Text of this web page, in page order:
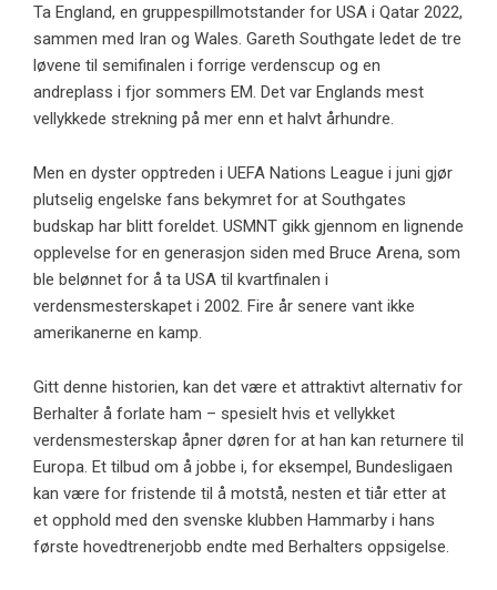
Ta England, en gruppespillmotstander for USA i Qatar 2022,
sammen med Iran og Wales. Gareth Southgate ledet de tre
løvene til semifinalen i forrige verdenscup og en
andreplass i fjor sommers EM. Det var Englands mest
vellykkede strekning på mer enn et halvt århundre.
Men en dyster opptreden i UEFA Nations League i juni gjør
plutselig engelske fans bekymret for at Southgates
budskap har blitt foreldet. USMNT gikk gjennom en lignende
opplevelse for en generasjon siden med Bruce Arena, som
ble belønnet for å ta USA til kvartfinalen i
verdensmesterskapet i 2002. Fire år senere vant ikke
amerikanerne en kamp.
Gitt denne historien, kan det være et attraktivt alternativ for
Berhalter å forlate ham – spesielt hvis et vellykket
verdensmesterskap åpner døren for at han kan returnere til
Europa. Et tilbud om å jobbe i, for eksempel, Bundesligaen
kan være for fristende til å motstå, nesten et tiår etter at
et opphold med den svenske klubben Hammarby i hans
første hovedtrenerjobb endte med Berhalters oppsigelse.